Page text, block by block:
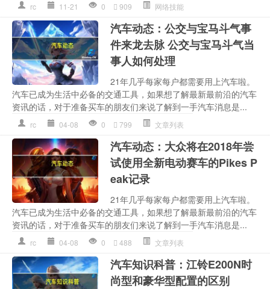
rc 11-21 0 909 网络技能
汽车动态：公交与宝马斗气事
件来龙去脉 公交与宝马斗气当
事人如何处理
21年几乎每家每户都需要用上汽车啦。
汽车已成为生活中必备的交通工具，如果想了解最新最前沿的汽车
资讯的话，对于准备买车的朋友们来说了解到一手汽车消息是...
rc 04-08 0 799 文章列表
汽车动态：大众将在2018年尝
试使用全新电动赛车的Pikes P
eak记录
21年几乎每家每户都需要用上汽车啦。
汽车已成为生活中必备的交通工具，如果想了解最新最前沿的汽车
资讯的话，对于准备买车的朋友们来说了解到一手汽车消息是...
rc 04-08 0 488 文章列表
汽车知识科普：江铃E200N时
尚型和豪华型配置的区别